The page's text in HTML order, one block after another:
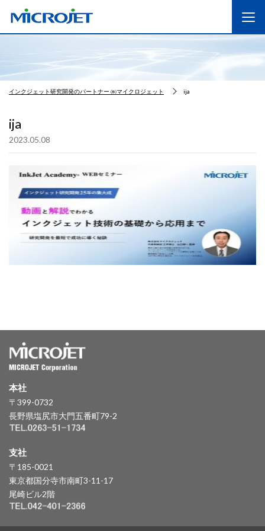
インクジェット研究開発のパートナー ㈱マイクロジェット ija
ija
2023.05.08
本社
〒399-0732
長野県塩尻市大門五番町79-2
支社
〒185-0021
東京都国分寺市南町3-11-17
尾崎ビル2階